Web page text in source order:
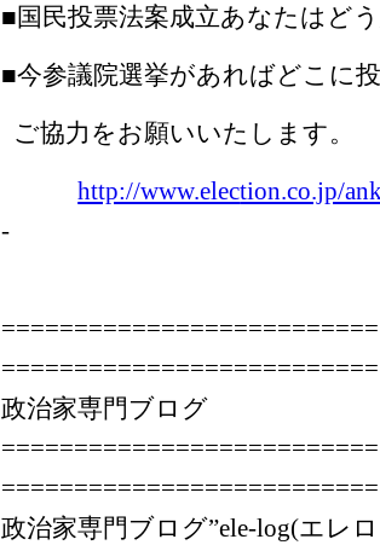
■国民投票法案成立あなたはど
■今参議院選挙があればどこに
ご協力をお願いいたします。
http://www.election.co.jp/
-
===============
===============
政治家専門ブログ
===============
===============
政治家専門ブログ”ele-log(エレ